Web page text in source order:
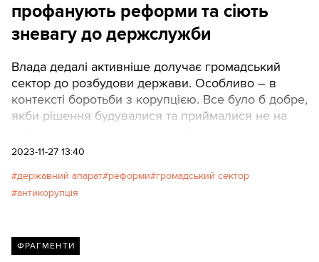
профанують реформи та сіють
зневагу до держслужби
Влада дедалі активніше долучає громадський
сектор до розбудови держави. Особливо – в
контексті боротьби з корупцією. Все було б добре,
якби рішення будувалися та приймалися не на
та оцінці ризиків.
2023-11-27 13:40
державний апарат реформи громадський сектор
антикорупція
ФРАГМЕНТИ